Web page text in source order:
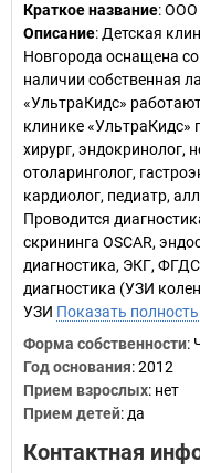
Краткое название:ООО
Описание: Детская
Новгорода оснащена
наличии собственная
«УльтраКидс»
клинике «УльтраКидс»
хирург, эндокринолог,
отоларинголог,
кардиолог, педиатр,
Проводится
скрининга OSCAR,
диагностика, ЭКГ,
диагностика (УЗИ
УЗИ Показать
Форма собственности:
Год основания:2012
Прием взрослых: нет
Прием детей: да
Контактная